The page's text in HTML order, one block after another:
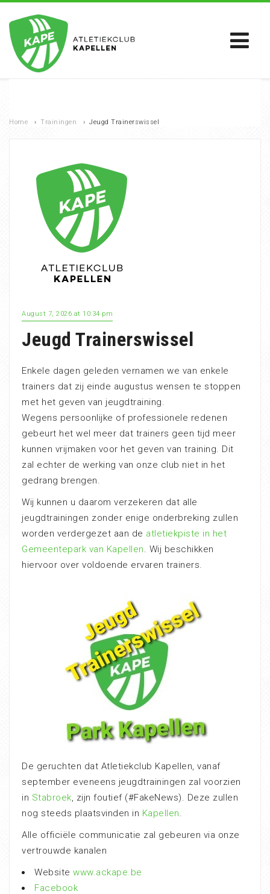
Home › Trainingen › Jeugd Trainerswissel
August 7, 2026 at 10:34 pm
Jeugd Trainerswissel
Enkele dagen geleden vernamen we van enkele
trainers dat zij einde augustus wensen te stoppen
met het geven van jeugdtraining.
Wegens persoonlijke of professionele redenen
gebeurt het wel meer dat trainers geen tijd meer
kunnen vrijmaken voor het geven van training. Dit
zal echter de werking van onze club niet in het
gedrang brengen.
Wij kunnen u daarom verzekeren dat alle
jeugdtrainingen zonder enige onderbreking zullen
worden verdergezet aan de atletiekpiste in het
Gemeentepark van Kapellen. Wij beschikken
hiervoor over voldoende ervaren trainers.
De geruchten dat Atletiekclub Kapellen, vanaf
september eveneens jeugdtrainingen zal voorzien
in Stabroek, zijn foutief (#FakeNews). Deze zullen
nog steeds plaatsvinden in Kapellen.
Alle officiële communicatie zal gebeuren via onze
vertrouwde kanalen
Website www.ackape.be
Facebook